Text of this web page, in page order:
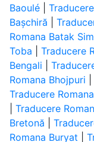
Baoulé|
Bașchiră
Romana Batak
Toba
Traducere
Bengali
Romana Bhojpuri
Traducere
Traducere
Bretonă
Romana Buryat